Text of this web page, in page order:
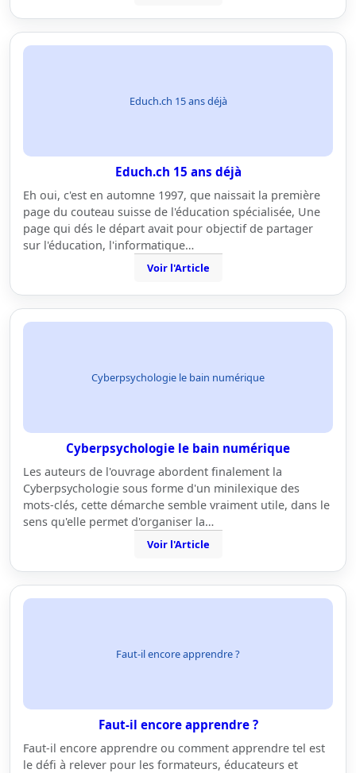
Educh.ch 15 ans déjà
Educh.ch 15 ans déjà
Eh oui, c'est en automne 1997, que naissait la première
page du couteau suisse de l'éducation spécialisée, Une
page qui dés le départ avait pour objectif de partager
sur l'éducation, l'informatique…
Voir l'Article
Cyberpsychologie le bain numérique
Cyberpsychologie le bain numérique
Les auteurs de l'ouvrage abordent finalement la
Cyberpsychologie sous forme d'un minilexique des
mots-clés, cette démarche semble vraiment utile, dans le
sens qu'elle permet d'organiser la…
Voir l'Article
Faut-il encore apprendre ?
Faut-il encore apprendre ?
Faut-il encore apprendre ou comment apprendre tel est
le défi à relever pour les formateurs, éducateurs et